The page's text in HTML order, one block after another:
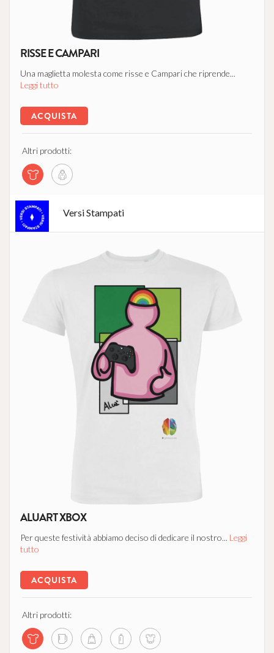
RISSE E CAMPARI
Una maglietta molesta come risse e Campari che riprende...
Leggi tutto
ACQUISTA
Altri prodotti:
Versi Stampati
ALUART XBOX
Per queste festività abbiamo deciso di dedicare il nostro... Leggi
tutto
ACQUISTA
Altri prodotti: